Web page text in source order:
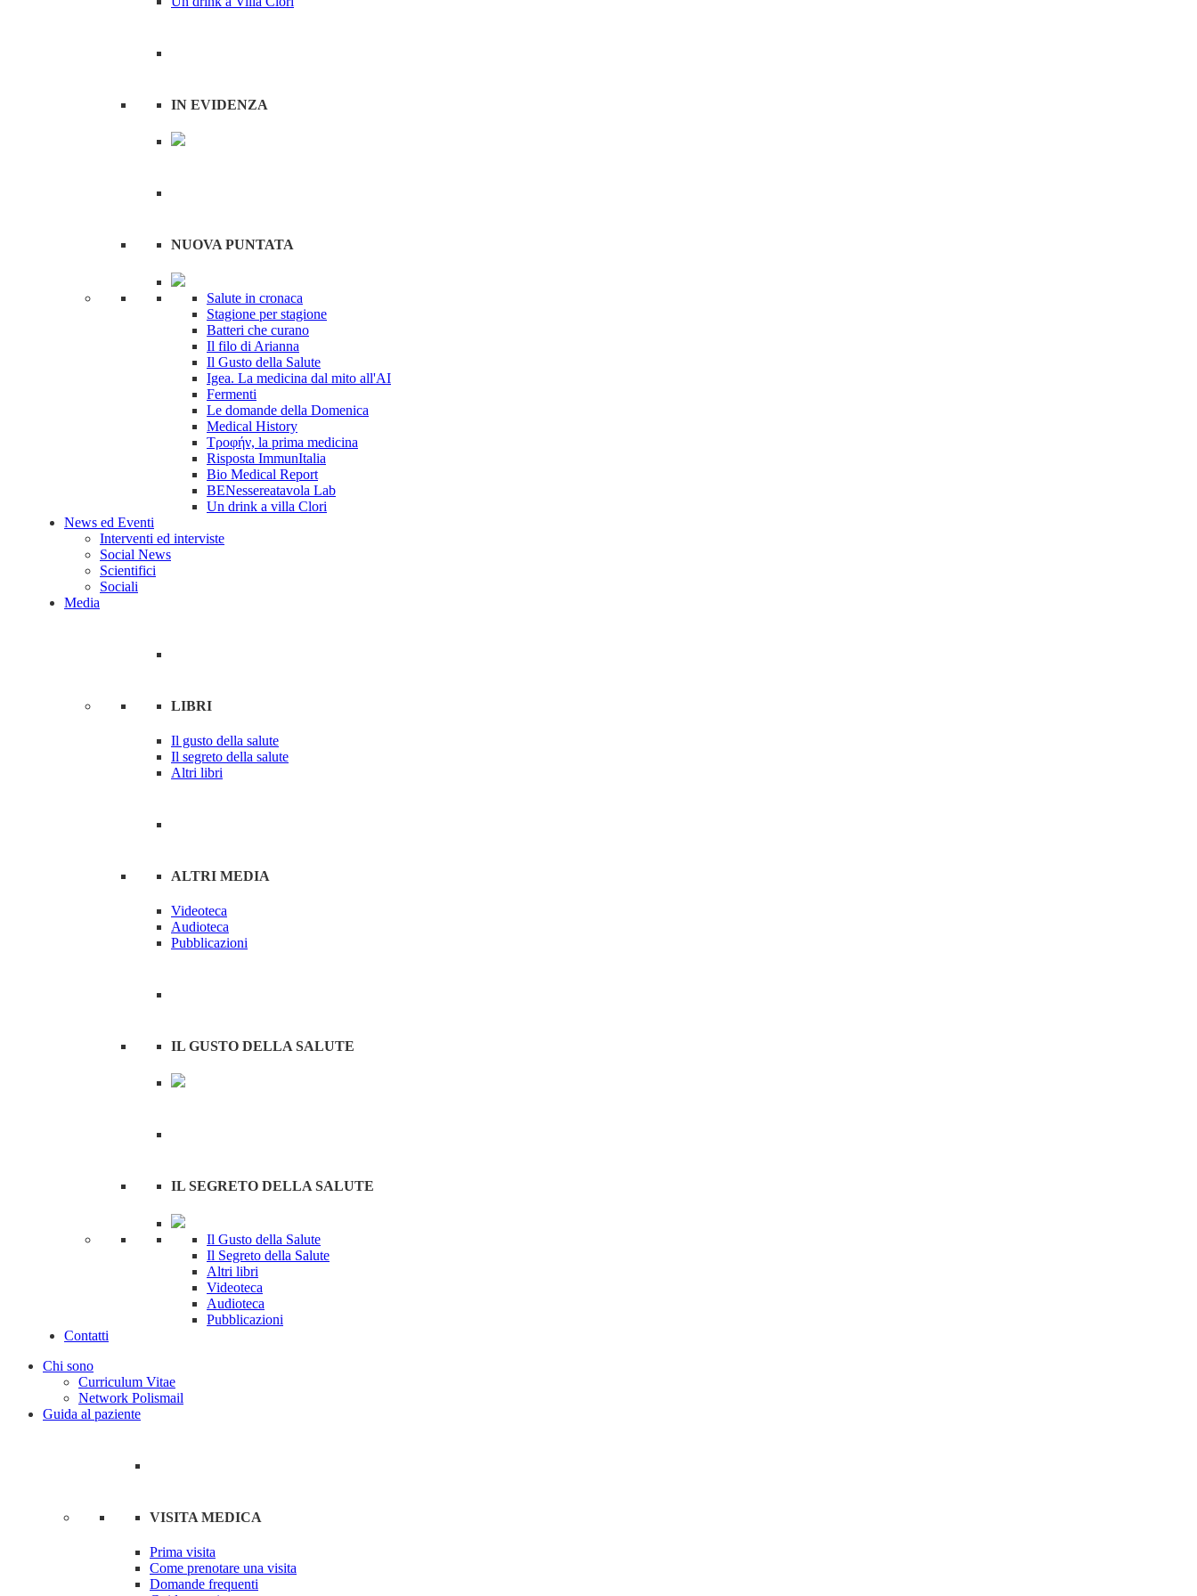
IN EVIDENZA
NUOVA PUNTATA
Salute in cronaca
Stagione per stagione
Batteri che curano
Il filo di Arianna
Il Gusto della Salute
Igea. La medicina dal mito all'AI
Fermenti
Le domande della Domenica
Medical History
Tροφήν, la prima medicina
Risposta ImmunItalia
Bio Medical Report
BENessereatavola Lab
Un drink a villa Clori
News ed Eventi
Interventi ed interviste
Social News
Scientifici
Sociali
Media
LIBRI
Il gusto della salute
Il segreto della salute
Altri libri
ALTRI MEDIA
Videoteca
Audioteca
Pubblicazioni
IL GUSTO DELLA SALUTE
IL SEGRETO DELLA SALUTE
Il Gusto della Salute
Il Segreto della Salute
Altri libri
Videoteca
Audioteca
Pubblicazioni
Contatti
Chi sono
Curriculum Vitae
Network Polismail
Guida al paziente
VISITA MEDICA
Prima visita
Come prenotare una visita
Domande frequenti